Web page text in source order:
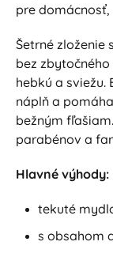
pre
Šetrné zloženie s
bez
hebkú a sviežu.
náplň a
bežným
parabénov a
Hlavné výhody:
tekuté
s obsahom